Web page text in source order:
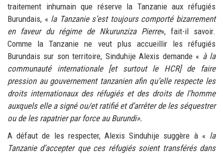
traitement inhumain que réserve la Tanzanie aux réfugiés
Burundais, « la Tanzanie s’est toujours comporté bizarrement
en faveur du régime de Nkurunziza Pierre», fait-il savoir.
Comme la Tanzanie ne veut plus accueillir les réfugiés
Burundais sur son territoire, Sinduhije Alexis demande « à la
communauté internationale [et surtout le HCR] de faire
pression au gouvernement tanzanien afin qu’elle respecte les
droits internationaux des réfugiés et des droits de l’homme
auxquels elle a signé ou/et ratifié et d’arrêter de les séquestrer
ou de les rapatrier par force au Burundi».
A défaut de les respecter, Alexis Sinduhije suggère à « la
Tanzanie d’accepter que ces réfugiés soient transférés dans